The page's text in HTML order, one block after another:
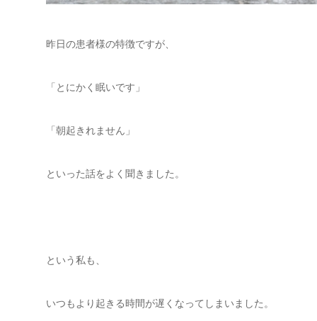
昨日の患者様の特徴ですが、
「とにかく眠いです」
「朝起きれません」
といった話をよく聞きました。
という私も、
いつもより起きる時間が遅くなってしまいました。